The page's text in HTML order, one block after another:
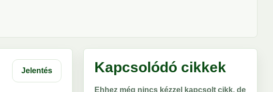
Jelentés Kapcsolódó cikkek
Ehhez még nincs kézzel kapcsolt cikk, de